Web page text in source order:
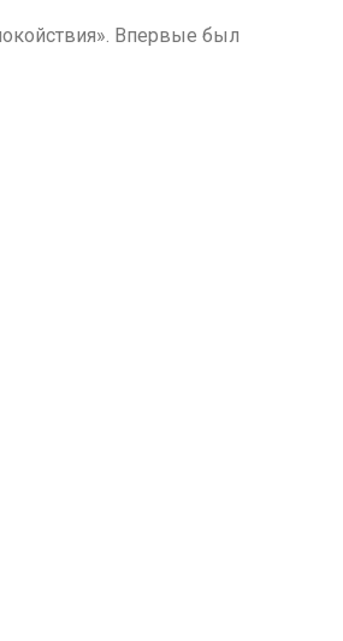
Впервые был